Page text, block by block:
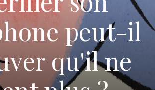
peut-il
qu'il ne